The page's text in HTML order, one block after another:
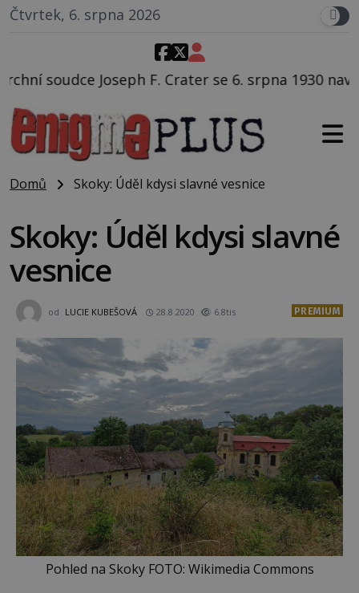
Čtvrtek, 6. srpna 2026
se 6. srpna 1930 navečeří ve své oblíbené
Domů Skoky: Úděl kdysi slavné vesnice
Skoky: Úděl kdysi slavné
vesnice
od LUCIE KUBEŠOVÁ 28.8.2020 6.8tis PREMIUM
Pohled na Skoky FOTO: Wikimedia Commons